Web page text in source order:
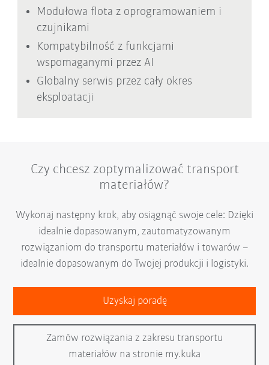
Modułowa flota z oprogramowaniem i
czujnikami
Kompatybilność z funkcjami
wspomaganymi przez AI
Globalny serwis przez cały okres
eksploatacji
Czy chcesz zoptymalizować transport
materiałów?
Wykonaj następny krok, aby osiągnąć swoje cele: Dzięki
idealnie dopasowanym, zautomatyzowanym
rozwiązaniom do transportu materiałów i towarów –
idealnie dopasowanym do Twojej produkcji i logistyki.
Uzyskaj poradę
Zamów rozwiązania z zakresu transportu
materiałów na stronie my.kuka